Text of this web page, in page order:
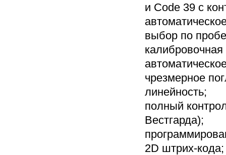
и Code 39 с
выбор по
чрезмерное
линейность;
полный
Вестгарда);
2D штрих-кода;